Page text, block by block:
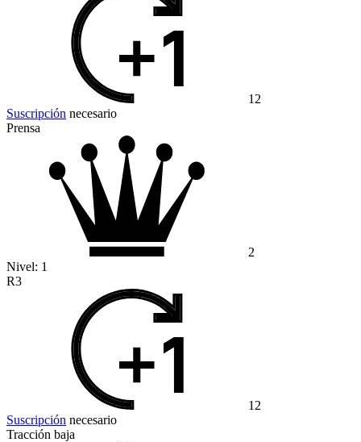
12
Suscripción necesario
Prensa
2
Nivel: 1
R3
12
Suscripción necesario
Tracción baja